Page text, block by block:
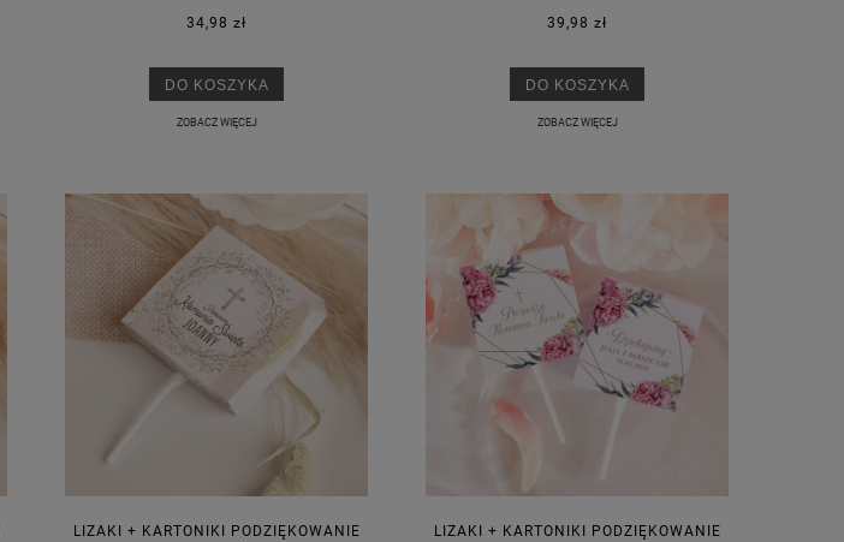
34,98 zł
DO KOSZYKA
ZOBACZ WIĘCEJ
39,98 zł
DO KOSZYKA
ZOBACZ WIĘCEJ
LIZAKI + KARTONIKI PODZIĘKOWANIE
LIZAKI + KARTONIKI PODZIĘKOWANIE